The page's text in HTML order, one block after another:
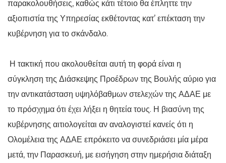
παρακολουθήσεις, καθώς κάτι τέτοιο θα έπληττε την
αξιοπιστία της Υπηρεσίας εκθέτοντας κατ’ επέκταση την
κυβέρνηση για το σκάνδαλο.
Η τακτική που ακολουθείται αυτή τη φορά είναι η
σύγκληση της Διάσκεψης Προέδρων της Βουλής αύριο για
την αντικατάσταση υψηλόβαθμων στελεχών της ΑΔΑΕ με
το πρόσχημα ότι έχει λήξει η θητεία τους. Η βιασύνη της
κυβέρνησης αιτιολογείται αν αναλογιστεί κανείς ότι η
Ολομέλεια της ΑΔΑΕ επρόκειτο να συνεδριάσει μία μέρα
μετά, την Παρασκευή, με εισήγηση στην ημερήσια διάταξη